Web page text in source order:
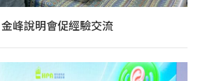
峰說明會促經驗交流